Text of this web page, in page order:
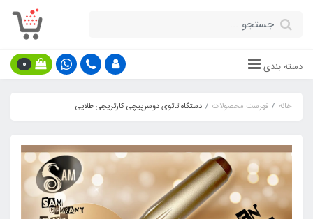
دسته بندی 0
خانه فهرست محصولات دستگاه تاتوی دوسرپیچی کارتریجی طلایی